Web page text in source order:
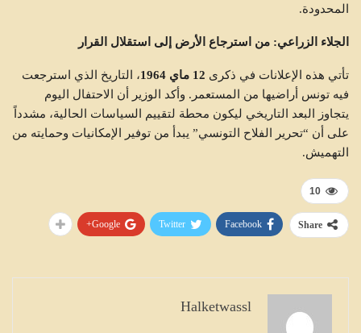
المحدودة.
الجلاء الزراعي: من استرجاع الأرض إلى استقلال القرار
تأتي هذه الإعلانات في ذكرى 12 ماي 1964
، التاريخ الذي استرجعت
فيه تونس أراضيها من المستعمر. وأكد الوزير أن الاحتفال اليوم
يتجاوز البعد التاريخي ليكون محطة لتقييم السياسات الحالية، مشدداً
على أن “تحرير الفلاح التونسي” يبدأ من توفير الإمكانيات وحمايته من
التهميش.
10
Share
Facebook
Twitter
Google+
Halketwassl